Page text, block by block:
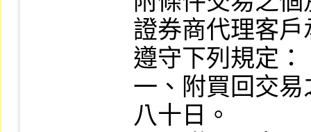
證券商代理客
遵守下列規定：
一、附買回交
八十日。